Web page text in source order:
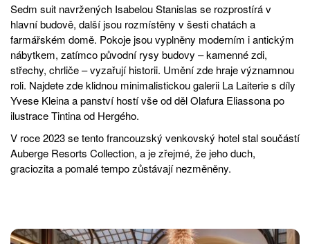
Sedm suit navržených Isabelou Stanislas se rozprostírá v
hlavní budově, další jsou rozmístěny v šesti chatách a
farmářském domě. Pokoje jsou vyplněny moderním i antickým
nábytkem, zatímco původní rysy budovy – kamenné zdi,
střechy, chrliče – vyzařují historii. Umění zde hraje významnou
roli. Najdete zde klidnou minimalistickou galerii La Laiterie s díly
Yvese Kleina a panství hostí vše od děl Olafura Eliassona po
ilustrace Tintina od Hergého.
V roce 2023 se tento francouzský venkovský hotel stal součástí
Auberge Resorts Collection, a je zřejmé, že jeho duch,
graciozita a pomalé tempo zůstávají nezměněny.